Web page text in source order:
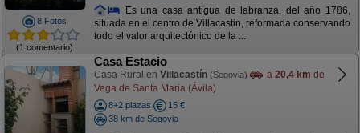
8 Fotos
(1 comentario)
Es una casa antigua de labranza, del año 1786,
situada en el centro de Villacastin, reformada conservando
todo el valor arquitectónico de la ...
Casa Estacio
Casa Rural en Villacastín (Segovia) a 20,4 km de
Vega de Santa Maria (Ávila)
8+2 plazas
15 €
38 km de Segovia